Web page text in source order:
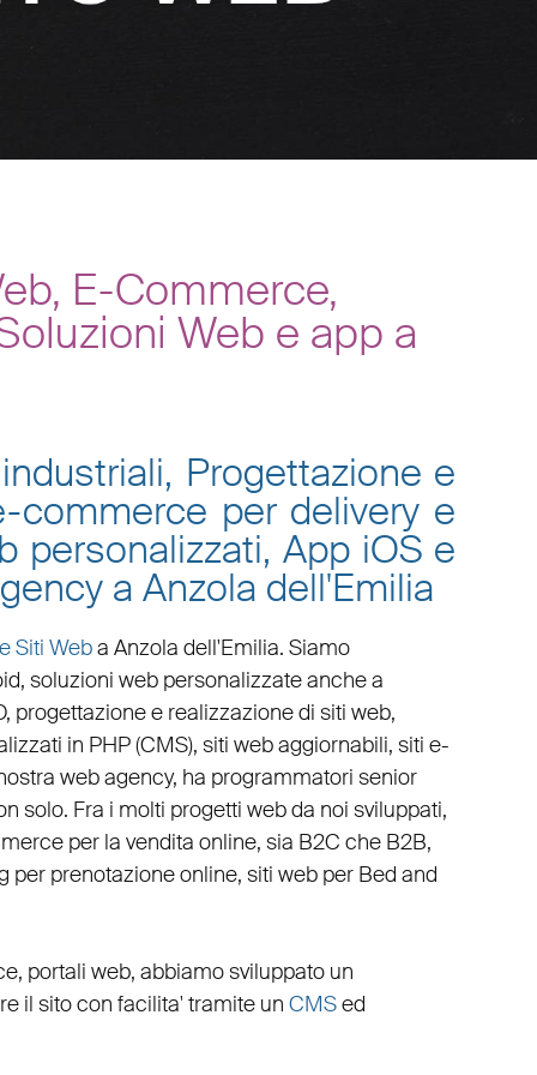
E-Commerce,
Web e app a
Progettazione e
commerce per delivery e
personalizzati, App iOS e
a Anzola dell'Emilia
Siti Weba Anzola dell'Emilia. Siamo
, soluzioni web personalizzateanche a
, progettazione e realizzazione di siti web,
in PHP(CMS), siti web aggiornabili, siti e-
web agency, ha programmatori senior
solo. Fra i molti progetti web da noi sviluppati,
per la vendita online, sia B2C che B2B,
per prenotazione online, siti web per Bed and
, portali web, abbiamo sviluppato un
il sito con facilita' tramite un CMSed